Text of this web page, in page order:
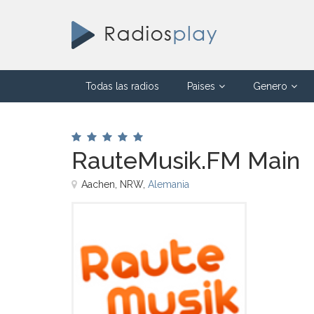
Todas las radios Paises Genero
RauteMusik.FM Main
Aachen, NRW, Alemania